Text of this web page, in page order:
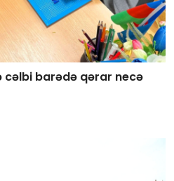
cəlbi barədə qərar necə